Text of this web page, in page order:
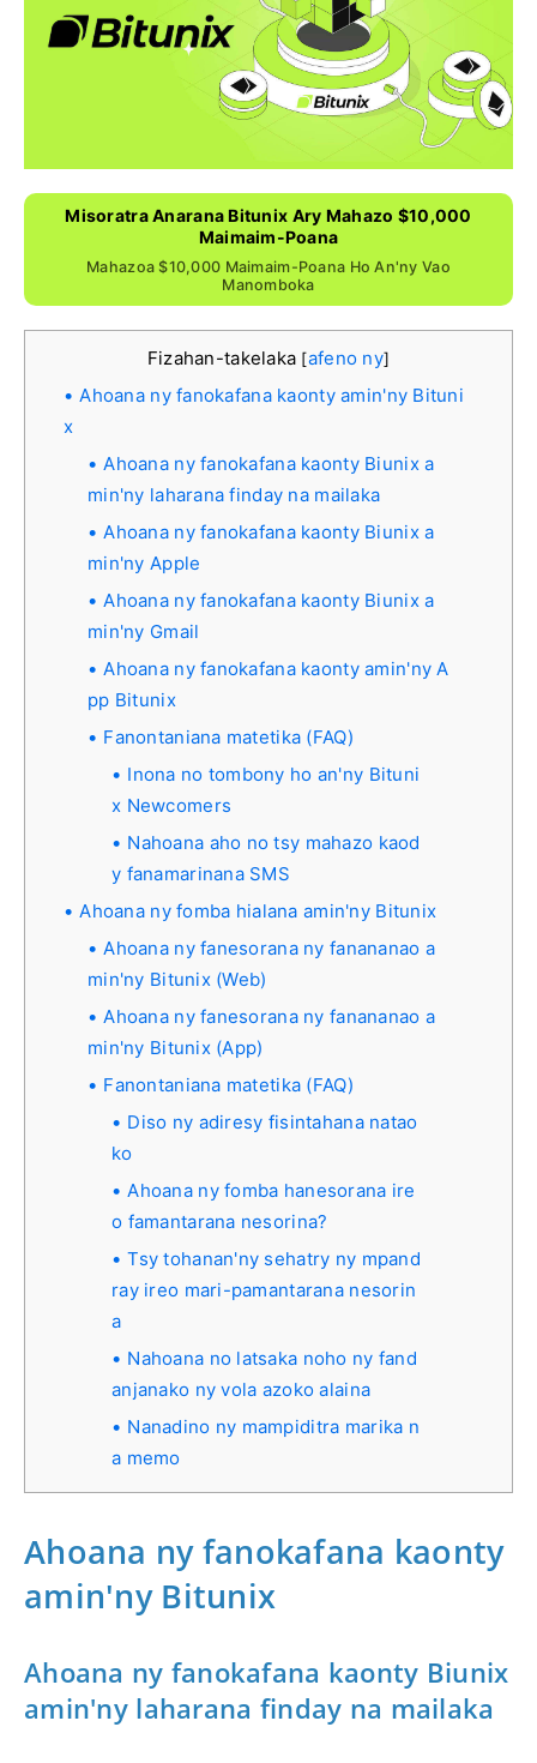
Misoratra Anarana Bitunix Ary Mahazo $10,000
Maimaim-Poana
Mahazoa $10,000 Maimaim-Poana Ho An'ny Vao
Manomboka
Fizahan-takelaka [afeno ny]
Ahoana ny fanokafana kaonty amin'ny Bituni
x
Ahoana ny fanokafana kaonty Biunix a
min'ny laharana finday na mailaka
Ahoana ny fanokafana kaonty Biunix a
min'ny Apple
Ahoana ny fanokafana kaonty Biunix a
min'ny Gmail
Ahoana ny fanokafana kaonty amin'ny A
pp Bitunix
Fanontaniana matetika (FAQ)
Inona no tombony ho an'ny Bituni
x Newcomers
Nahoana aho no tsy mahazo kaod
y fanamarinana SMS
Ahoana ny fomba hialana amin'ny Bitunix
Ahoana ny fanesorana ny fanananao a
min'ny Bitunix (Web)
Ahoana ny fanesorana ny fanananao a
min'ny Bitunix (App)
Fanontaniana matetika (FAQ)
Diso ny adiresy fisintahana natao
ko
Ahoana ny fomba hanesorana ire
o famantarana nesorina?
Tsy tohanan'ny sehatry ny mpand
ray ireo mari-pamantarana nesorin
a
Nahoana no latsaka noho ny fand
anjanako ny vola azoko alaina
Nanadino ny mampiditra marika n
a memo
Ahoana ny fanokafana kaonty
amin'ny Bitunix
Ahoana ny fanokafana kaonty Biunix
amin'ny laharana finday na mailaka